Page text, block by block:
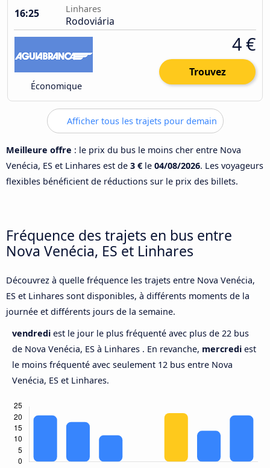
16:25
Linhares
Rodoviária
Économique
4 €
Trouvez
Afficher tous les trajets pour demain
Meilleure offre : le prix du bus le moins cher entre Nova
Venécia, ES et Linhares est de 3 € le 04/08/2026. Les voyageurs
flexibles bénéficient de réductions sur le prix des billets.
Fréquence des trajets en bus entre
Nova Venécia, ES et Linhares
Découvrez à quelle fréquence les trajets entre Nova Venécia,
ES et Linhares sont disponibles, à différents moments de la
journée et différents jours de la semaine.
vendredi est le jour le plus fréquenté avec plus de 22 bus
de Nova Venécia, ES à Linhares . En revanche, mercredi est
le moins fréquenté avec seulement 12 bus entre Nova
Venécia, ES et Linhares.